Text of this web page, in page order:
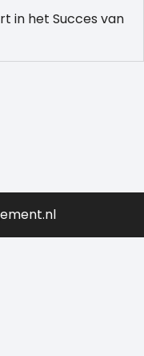
in het Succes van